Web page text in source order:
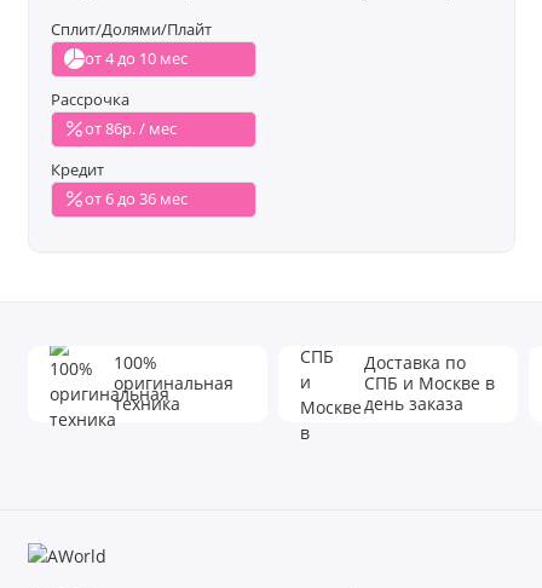
Сплит/Долями/Плайт
от 4 до 10 мес
Рассрочка
от 86р. / мес
Кредит
от 6 до 36 мес
100%
оригинальная
техника
Доставка по
СПБ и Москве в
день заказа